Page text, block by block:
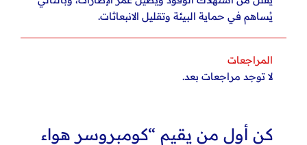
يُساهم في حماية البيئة وتقليل الانبعاثات.
المراجعات
لا توجد مراجعات بعد.
كن أول من يقيم “كومبروسر هواء